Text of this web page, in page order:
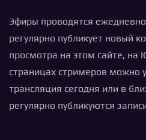
Эфиры проводятся
регулярно публикует новый
просмотра на этом сайте, на
страницах стримеров можно
трансляция сегодня или в
регулярно публикуются